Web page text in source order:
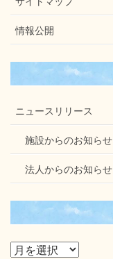
情報公開
ニュースリリース
施設からのお知らせ
法人からのお知らせ